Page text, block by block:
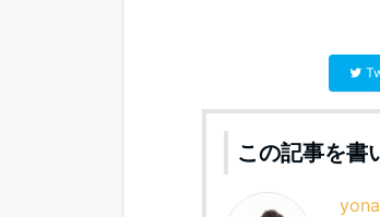
この記事を書